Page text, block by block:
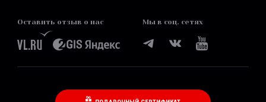
Оставить отзыв о нас Мы в соц. сетях